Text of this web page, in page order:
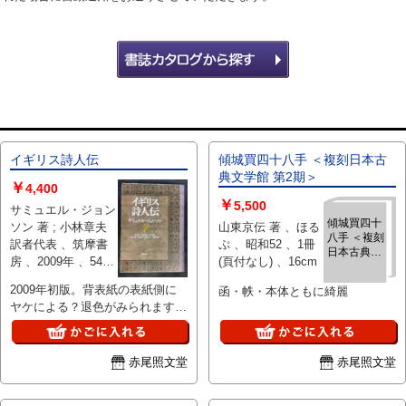
イギリス詩人伝
￥4,400
サミュエル・ジョン
ソン 著 ; 小林章夫
訳者代表 、筑摩書
房 、2009年 、544,
2009年初版。背表紙の表紙側に
ヤケによる？退色がみられます
が、中はたいへん綺麗です。発送
方法：レターパックプラス～
赤尾照文堂
傾城買四十八手 ＜複刻日本古
典文学館 第2期＞
傾城買四十
八手 ＜複刻
日本古典文
＞
￥5,500
山東京伝 著 、ほる
ぷ 、昭和52 、1冊
(頁付なし) 、16cm
函・帙・本体ともに綺麗
赤尾照文堂